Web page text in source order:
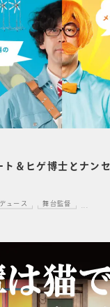
ト＆ヒゲ博士とナン
ュース 舞台監督